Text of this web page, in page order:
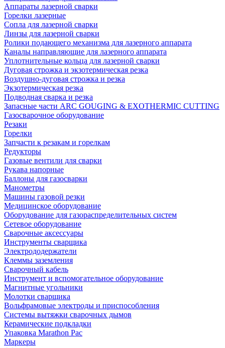
Аппараты лазерной сварки
Горелки лазерные
Сопла для лазерной сварки
Линзы для лазерной сварки
Ролики подающего механизма для лазерного аппарата
Каналы направляющие для лазерного аппарата
Уплотнительные кольца для лазерной сварки
Дуговая строжка и экзотермическая резка
Воздушно-дуговая строжка и резка
Экзотермическая резка
Подводная сварка и резка
Запасные части ARC GOUGING & EXOTHERMIC CUTTING
Газосварочное оборудование
Резаки
Горелки
Запчасти к резакам и горелкам
Редукторы
Газовые вентили для сварки
Рукава напорные
Баллоны для газосварки
Манометры
Машины газовой резки
Медицинское оборудование
Оборудование для газораспределительных систем
Сетевое оборудование
Сварочные аксессуары
Инструменты сварщика
Электрододержатели
Клеммы заземления
Сварочный кабель
Инструмент и вспомогательное оборудование
Магнитные угольники
Молотки сварщика
Вольфрамовые электроды и приспособления
Системы вытяжки сварочных дымов
Керамические подкладки
Упаковка Marathon Pac
Маркеры